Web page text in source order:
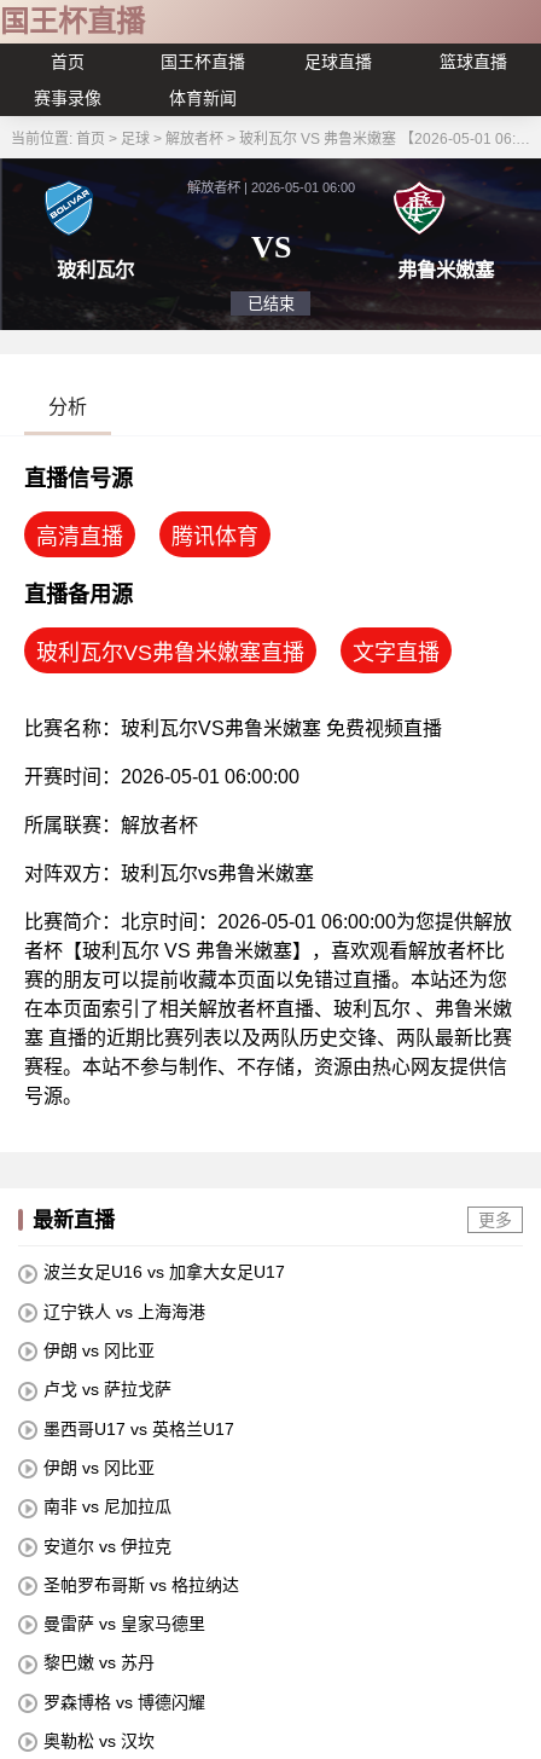
国王杯直播
首页 国王杯直播 足球直播
篮球直播
赛事录像
体育新闻
当前位置: 首页 > 足球> 解放者杯> 玻利瓦尔 VS 弗鲁米嫩塞 【2026-05-01 06:00:00】
玻利瓦尔
解放者杯 | 2026-05-01 06:00
VS
弗鲁
分析
直播信号源
高清直播 腾讯体育
直播备用源
玻利瓦尔VS弗鲁米嫩塞直播 文字直播
比赛名称：玻利瓦尔VS弗鲁米嫩塞 免费视频直播
开赛时间：2026-05-01 06:00:00
所属联赛： 解放者杯
对阵双方：玻利瓦尔vs弗鲁米嫩塞
比赛简介：北京时间：2026-05-01 06:00:00为您提供解放
者杯【玻利瓦尔 VS 弗鲁米嫩塞】，喜欢观看解放者杯比
赛的朋友可以提前收藏本页面以免错过直播。本站还为您
在本页面索引了相关解放者杯直播、玻利瓦尔 、弗鲁米嫩
塞 直播的近期比赛列表以及两队历史交锋、两队最新比赛
赛程。本站不参与制作、不存储，资源由热心网友提供信
号源。
最新直播 更多
波兰女足U16 vs 加拿大女足U17
辽宁铁人 vs 上海海港
伊朗 vs 冈比亚
卢戈 vs 萨拉戈萨
墨西哥U17 vs 英格兰U17
伊朗 vs 冈比亚
南非 vs 尼加拉瓜
安道尔 vs 伊拉克
圣帕罗布哥斯 vs 格拉纳达
曼雷萨 vs 皇家马德里
黎巴嫩 vs 苏丹
罗森博格 vs 博德闪耀
奥勒松 vs 汉坎